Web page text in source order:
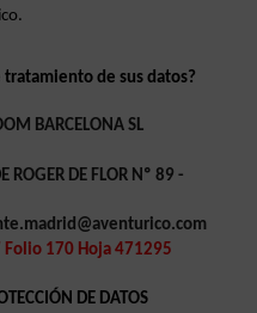
de sus datos?
BARCELONA SL
ROGER DE FLOR Nº 89 -
Folio 170 Hoja 471295
DE DATOS